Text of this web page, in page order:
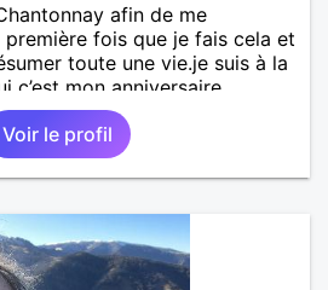
afin de me
première fois que je fais cela et
toute une vie.je suis à la
c’est mon anniversaire
quelqu’un qui partage les
de quelqu’un un être humain
Voir le profil